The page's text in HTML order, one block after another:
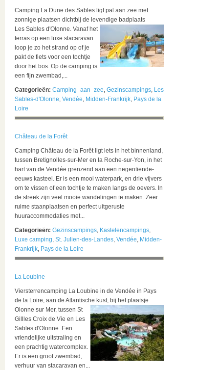
Camping La Dune des Sables ligt pal aan zee met
zonnige plaatsen dichtbij de levendige badplaats
Les Sables d'Olonne. Vanaf het
terras op een luxe stacaravan
loop je zo het strand op of je
pakt de fiets voor een tochtje
door het bos. Op de camping is
een fijn zwembad,...
Categorieën: Camping_aan_zee, Gezinscampings, Les
Sables-d'Olonne, Vendée, Midden-Frankrijk, Pays de la
Loire
Château de la Forêt
Camping Château de la Forêt ligt iets in het binnenland,
tussen Bretignolles-sur-Mer en la Roche-sur-Yon, in het
hart van de Vendée grenzend aan een negentiende-
eeuws kasteel. Er is een mooi waterpark, en drie vijvers
om te vissen of een tochtje te maken langs de oevers. In
de streek zijn veel mooie wandelingen te maken. Zeer
ruime staanplaatsen en perfect uitgeruste
huuraccommodaties met...
Categorieën: Gezinscampings, Kastelencampings,
Luxe camping, St. Julien-des-Landes, Vendée, Midden-
Frankrijk, Pays de la Loire
La Loubine
Viersterrencamping La Loubine in de Vendée in Pays
de la Loire, aan de Atlantische kust, bij het plaatsje
Olonne sur Mer, tussen St
Gillles Croix de Vie en Les
Sables d'Olonne. Een
vriendelijke uitstraling en
een prachtig watercomplex.
Er is een groot zwembad,
verhuur van stacaravan en...